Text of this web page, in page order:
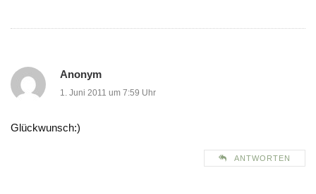
Anonym
1. Juni 2011 um 7:59 Uhr
Glückwunsch:)
ANTWORTEN